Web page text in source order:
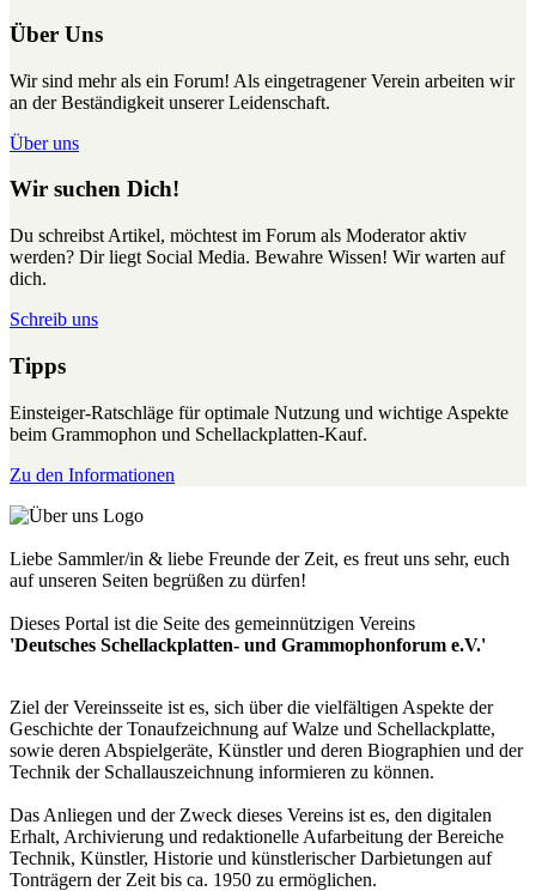
Über Uns
Wir sind mehr als ein Forum! Als eingetragener Verein arbeiten wir
an der Beständigkeit unserer Leidenschaft.
Über uns
Wir suchen Dich!
Du schreibst Artikel, möchtest im Forum als Moderator aktiv
werden? Dir liegt Social Media. Bewahre Wissen! Wir warten auf
dich.
Schreib uns
Tipps
Einsteiger-Ratschläge für optimale Nutzung und wichtige Aspekte
beim Grammophon und Schellackplatten-Kauf.
Zu den Informationen
Liebe Sammler/in & liebe Freunde der Zeit, es freut uns sehr, euch
auf unseren Seiten begrüßen zu dürfen!
Dieses Portal ist die Seite des gemeinnützigen Vereins
'Deutsches Schellackplatten- und Grammophonforum e.V.'
Ziel der Vereinsseite ist es, sich über die vielfältigen Aspekte der
Geschichte der Tonaufzeichnung auf Walze und Schellackplatte,
sowie deren Abspielgeräte, Künstler und deren Biographien und der
Technik der Schallauszeichnung informieren zu können.
Das Anliegen und der Zweck dieses Vereins ist es, den digitalen
Erhalt, Archivierung und redaktionelle Aufarbeitung der Bereiche
Technik, Künstler, Historie und künstlerischer Darbietungen auf
Tonträgern der Zeit bis ca. 1950 zu ermöglichen.